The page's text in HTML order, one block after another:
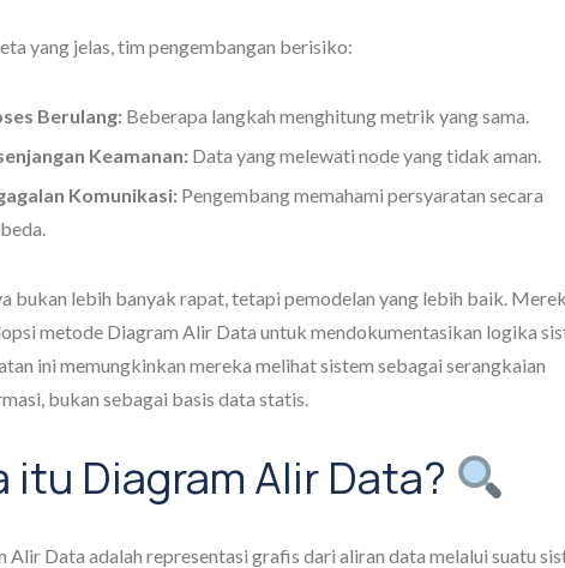
yang jelas, tim pengembangan berisiko:
Berulang: Beberapa langkah menghitung metrik yang sama.
Keamanan: Data yang melewati node yang tidak aman.
Komunikasi: Pengembang memahami persyaratan secara
bukan lebih banyak rapat, tetapi pemodelan yang lebih baik.
metode Diagram Alir Data untuk mendokumentasikan logika
ini memungkinkan mereka melihat sistem sebagai serangkaian
bukan sebagai basis data statis.
itu Diagram Alir Data?
Alir Data adalah representasi grafis dari aliran data melalui suatu